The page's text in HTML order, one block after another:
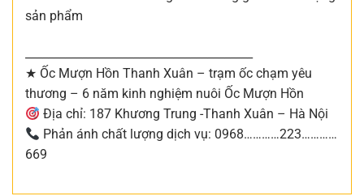
sản phẩm
★ Ốc Mượn Hồn Thanh Xuân – trạm ốc chạm yêu
thương – 6 năm kinh nghiệm nuôi Ốc Mượn Hồn
Địa chỉ: 187 Khương Trung -Thanh Xuân – Hà Nội
Phản ánh chất lượng dịch vụ: 0968…………223…………
669